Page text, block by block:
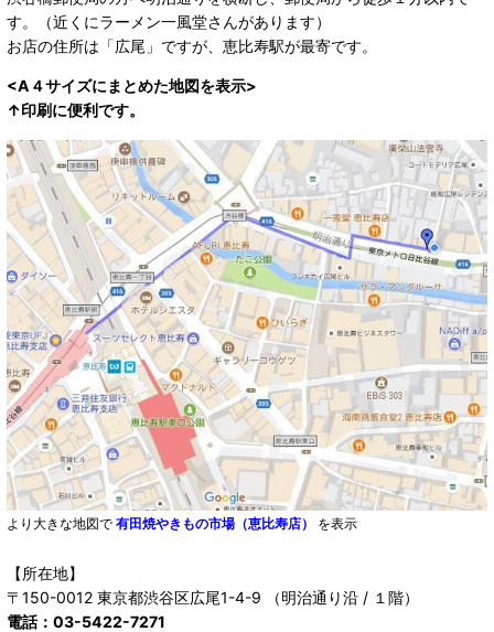
す。（近くにラーメン一風堂さんがあります）
お店の住所は「広尾」ですが、恵比寿駅が最寄です。
<A４サイズにまとめた地図を表示>
↑印刷に便利です。
より大きな地図で 有田焼やきもの市場（恵比寿店） を表示
【所在地】
〒150-0012 東京都渋谷区広尾1-4-9 （明治通り沿 / １階）
電話：03-5422-7271